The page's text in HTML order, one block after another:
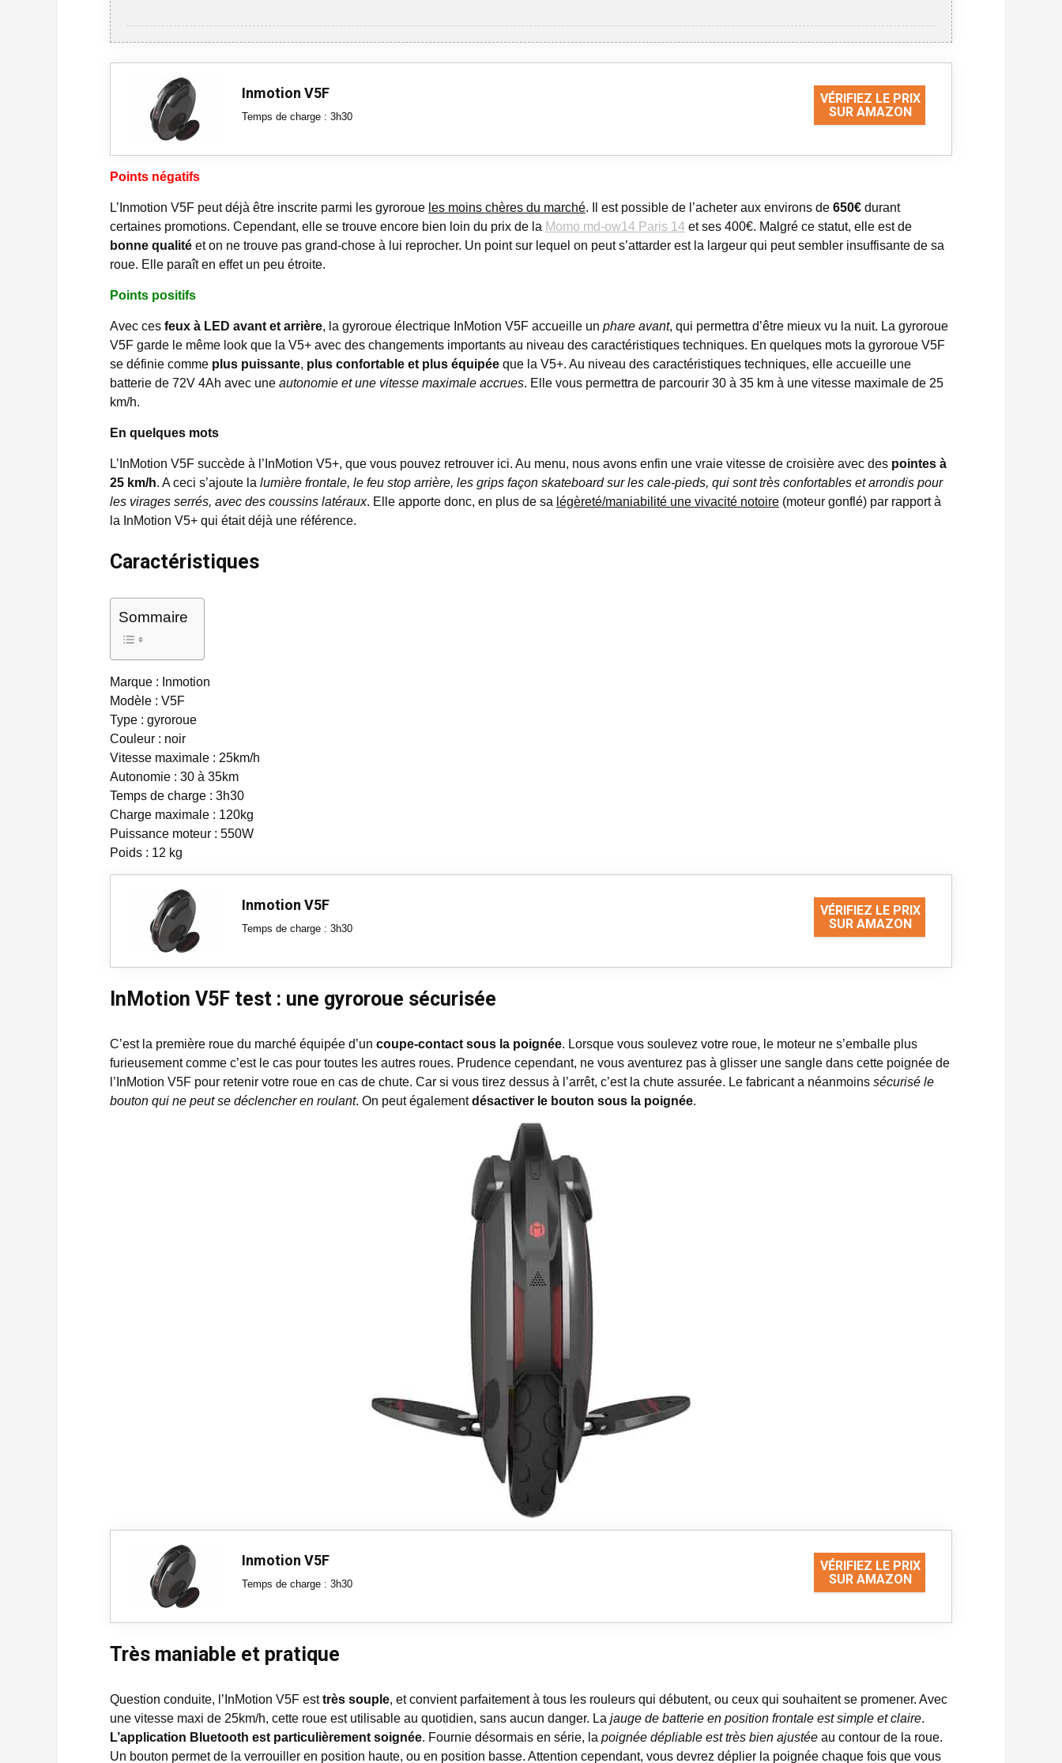
Inmotion V5F
Temps de charge : 3h30
VÉRIFIEZ LE PRIX
SUR AMAZON
Points négatifs
L’Inmotion V5F peut déjà être inscrite parmi les gyroroue les moins chères du marché. Il est possible de l’acheter aux environs de 650€ durant
certaines promotions. Cependant, elle se trouve encore bien loin du prix de la Momo md-ow14 Paris 14 et ses 400€. Malgré ce statut, elle est de
bonne qualité et on ne trouve pas grand-chose à lui reprocher. Un point sur lequel on peut s’attarder est la largeur qui peut sembler insuffisante de sa
roue. Elle paraît en effet un peu étroite.
Points positifs
Avec ces feux à LED avant et arrière, la gyroroue électrique InMotion V5F accueille un phare avant, qui permettra d’être mieux vu la nuit. La gyroroue
V5F garde le même look que la V5+ avec des changements importants au niveau des caractéristiques techniques. En quelques mots la gyroroue V5F
se définie comme plus puissante, plus confortable et plus équipée que la V5+. Au niveau des caractéristiques techniques, elle accueille une
batterie de 72V 4Ah avec une autonomie et une vitesse maximale accrues. Elle vous permettra de parcourir 30 à 35 km à une vitesse maximale de 25
km/h.
En quelques mots
L’InMotion V5F succède à l’InMotion V5+, que vous pouvez retrouver ici. Au menu, nous avons enfin une vraie vitesse de croisière avec des pointes à
25 km/h. A ceci s’ajoute la lumière frontale, le feu stop arrière, les grips façon skateboard sur les cale-pieds, qui sont très confortables et arrondis pour
les virages serrés, avec des coussins latéraux. Elle apporte donc, en plus de sa légèreté/maniabilité une vivacité notoire (moteur gonflé) par rapport à
la InMotion V5+ qui était déjà une référence.
Caractéristiques
Sommaire
Marque : Inmotion
Modèle : V5F
Type : gyroroue
Couleur : noir
Vitesse maximale : 25km/h
Autonomie : 30 à 35km
Temps de charge : 3h30
Charge maximale : 120kg
Puissance moteur : 550W
Poids : 12 kg
Inmotion V5F
Temps de charge : 3h30
VÉRIFIEZ LE PRIX
SUR AMAZON
InMotion V5F test : une gyroroue sécurisée
C’est la première roue du marché équipée d’un coupe-contact sous la poignée. Lorsque vous soulevez votre roue, le moteur ne s’emballe plus
furieusement comme c’est le cas pour toutes les autres roues. Prudence cependant, ne vous aventurez pas à glisser une sangle dans cette poignée de
l’InMotion V5F pour retenir votre roue en cas de chute. Car si vous tirez dessus à l’arrêt, c’est la chute assurée. Le fabricant a néanmoins sécurisé le
bouton qui ne peut se déclencher en roulant. On peut égalementdésactiver le bouton sous la poignée.
Inmotion V5F
Temps de charge : 3h30
VÉRIFIEZ LE PRIX
SUR AMAZON
Très maniable et pratique
Question conduite, l’InMotion V5F esttrès souple, et convient parfaitement à tous les rouleurs qui débutent, ou ceux qui souhaitent se promener. Avec
une vitesse maxi de 25km/h, cette roue est utilisable au quotidien, sans aucun danger. La jauge de batterie en position frontale est simple et claire.
L’application Bluetooth est particulièrement soignée. Fournie désormais en série, la poignée dépliable est très bien ajustée au contour de la roue.
Un bouton permet de la verrouiller en position haute, ou en position basse. Attention cependant, vous devrez déplier la poignée chaque fois que vous